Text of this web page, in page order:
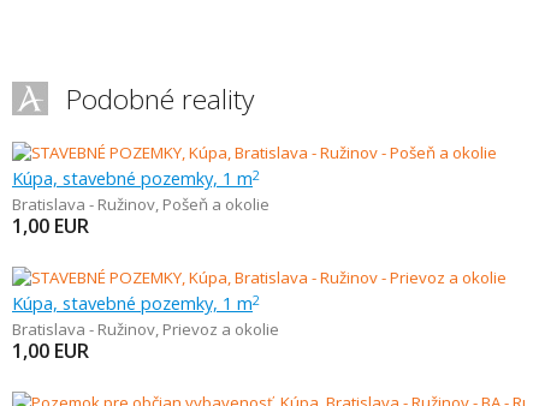
Podobné reality
Kúpa, stavebné pozemky, 1 m2
Bratislava - Ružinov, Pošeň a okolie
1,00 EUR
Kúpa, stavebné pozemky, 1 m2
Bratislava - Ružinov, Prievoz a okolie
1,00 EUR